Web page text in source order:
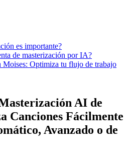
es importante?
de masterización por IA?
Optimiza tu flujo de trabajo
AI de
Canciones Fácilmente
Avanzado o de